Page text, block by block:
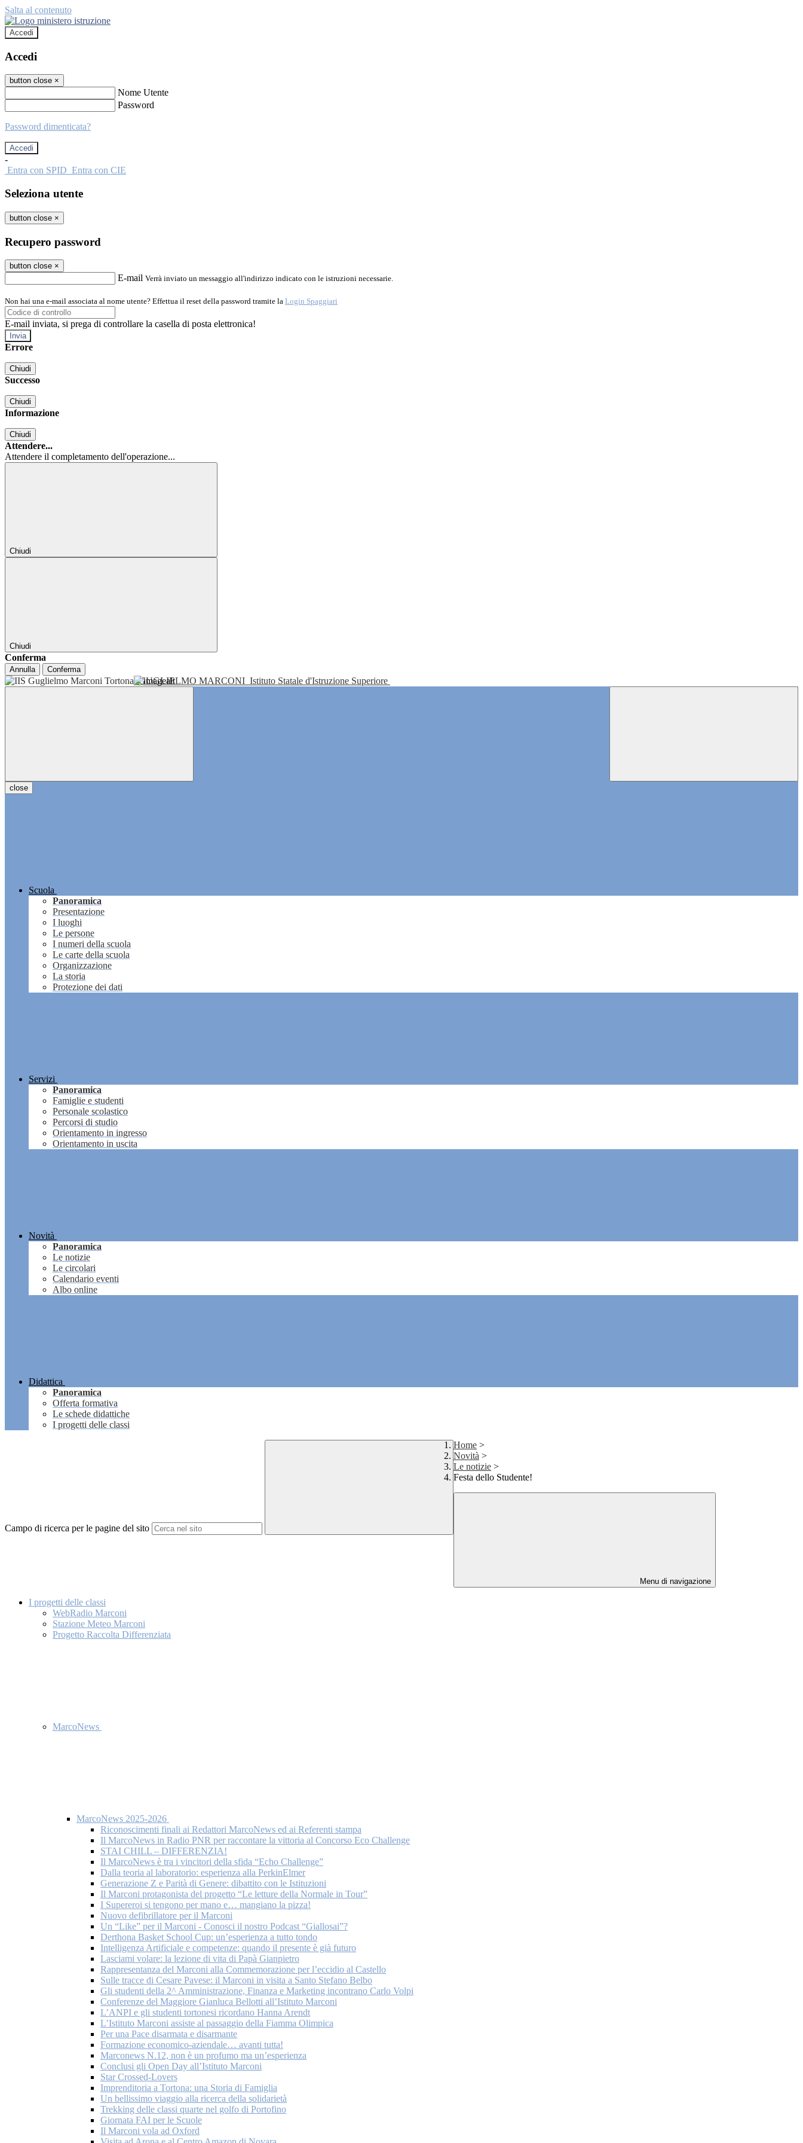
Salta al contenuto
Accedi
Accedi
button close ×
Nome Utente
Password
Password dimenticata?
-
Entra con SPID Entra con CIE
Seleziona utente
button close ×
Recupero password
button close ×
E-mail Verrà inviato un messaggio all'indirizzo indicato con le istruzioni necessarie.
Non hai una e-mail associata al nome utente? Effettua il reset della password tramite la Login Spaggiari
E-mail inviata, si prega di controllare la casella di posta elettronica!
Errore
Chiudi
Successo
Chiudi
Informazione
Chiudi
Attendere...
Attendere il completamento dell'operazione...
Chiudi
Chiudi
Conferma
Annulla Conferma
GUGLIELMO MARCONI Istituto Statale d'Istruzione Superiore
close
Scuola
Panoramica
Presentazione
I luoghi
Le persone
I numeri della scuola
Le carte della scuola
Organizzazione
La storia
Protezione dei dati
Servizi
Panoramica
Famiglie e studenti
Personale scolastico
Percorsi di studio
Orientamento in ingresso
Orientamento in uscita
Novità
Panoramica
Le notizie
Le circolari
Calendario eventi
Albo online
Didattica
Panoramica
Offerta formativa
Le schede didattiche
I progetti delle classi
Campo di ricerca per le pagine del sito
Home >
Novità >
Le notizie >
Festa dello Studente!
Menu di navigazione
I progetti delle classi
WebRadio Marconi
Stazione Meteo Marconi
Progetto Raccolta Differenziata
MarcoNews
MarcoNews 2025-2026
Riconoscimenti finali ai Redattori MarcoNews ed ai Referenti stampa
Il MarcoNews in Radio PNR per raccontare la vittoria al Concorso Eco Challenge
STAI CHILL – DIFFERENZIA!
Il MarcoNews è tra i vincitori della sfida “Echo Challenge”
Dalla teoria al laboratorio: esperienza alla PerkinElmer
Generazione Z e Parità di Genere: dibattito con le Istituzioni
Il Marconi protagonista del progetto “Le letture della Normale in Tour”
I Supereroi si tengono per mano e… mangiano la pizza!
Nuovo defibrillatore per il Marconi
Un “Like” per il Marconi - Conosci il nostro Podcast “Giallosai”?
Derthona Basket School Cup: un’esperienza a tutto tondo
Intelligenza Artificiale e competenze: quando il presente è già futuro
Lasciami volare: la lezione di vita di Papà Gianpietro
Rappresentanza del Marconi alla Commemorazione per l’eccidio al Castello
Sulle tracce di Cesare Pavese: il Marconi in visita a Santo Stefano Belbo
Gli studenti della 2^ Amministrazione, Finanza e Marketing incontrano Carlo Volpi
Conferenze del Maggiore Gianluca Bellotti all’Istituto Marconi
L’ANPI e gli studenti tortonesi ricordano Hanna Arendt
L’Istituto Marconi assiste al passaggio della Fiamma Olimpica
Per una Pace disarmata e disarmante
Formazione economico-aziendale… avanti tutta!
Marconews N.12, non è un profumo ma un’esperienza
Conclusi gli Open Day all’Istituto Marconi
Star Crossed-Lovers
Imprenditoria a Tortona: una Storia di Famiglia
Un bellissimo viaggio alla ricerca della solidarietà
Trekking delle classi quarte nel golfo di Portofino
Giornata FAI per le Scuole
Il Marconi vola ad Oxford